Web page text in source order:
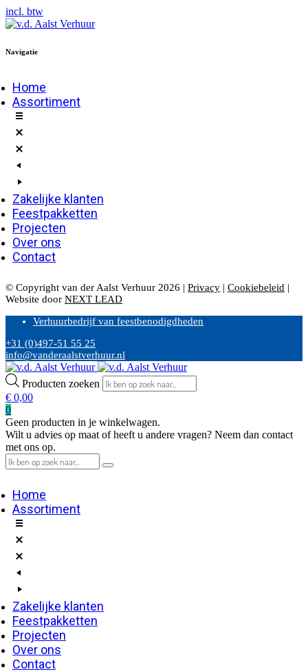
incl. btw
Navigatie
Home
Assortiment
Zakelijke klanten
Feestpakketten
Projecten
Over ons
Contact
© Copyright van der Aalst Verhuur 2026 | Privacy | Cookiebeleid |
Website door NEXT LEAD
Verhuurbedrijf van feestbenodigdheden
+31 (0)497-51 55 25
info@vanderaalstverhuur.nl
Producten zoeken
€ 0,00
0
Geen producten in je winkelwagen.
Wilt u advies op maat of heeft u andere vragen? Neem dan contact
met ons op.
Home
Assortiment
Zakelijke klanten
Feestpakketten
Projecten
Over ons
Contact